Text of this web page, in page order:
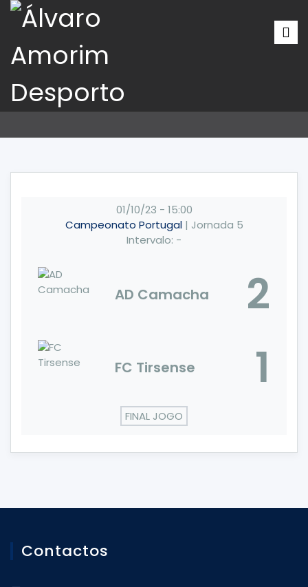
01/10/23 - 15:00
Campeonato Portugal | Jornada 5
Intervalo: -
AD Camacha 2
FC Tirsense 1
FINAL JOGO
Contactos